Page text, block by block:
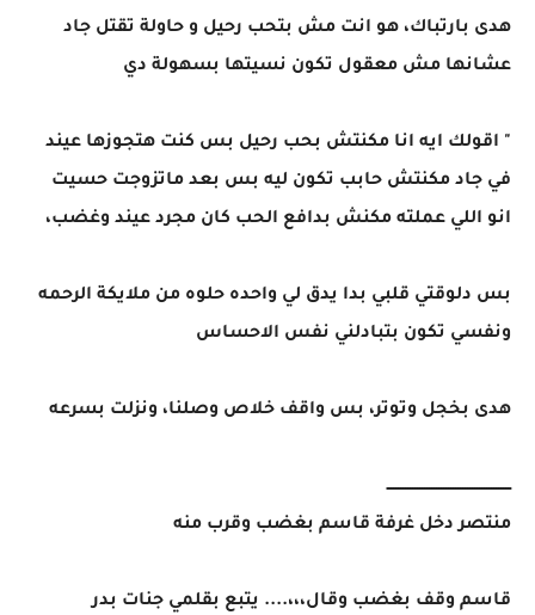
هدى بارتباك، هو انت مش بتحب رحيل و حاولة تقتل جاد
عشانها مش معقول تكون نسيتها بسهولة دي
" اقولك ايه انا مكنتش بحب رحيل بس كنت هتجوزها عيند
في جاد مكنتش حابب تكون ليه بس بعد ماتزوجت حسيت
انو اللي عملته مكنش بدافع الحب كان مجرد عيند وغضب،
بس دلوقتي قلبي بدا يدق لي واحده حلوه من ملايكة الرحمه
ونفسي تكون بتبادلني نفس الاحساس
هدى بخجل وتوتر، بس واقف خلاص وصلنا، ونزلت بسرعه
ــــــــــــــــــــــــــــــــــــــــــــــــــــ
منتصر دخل غرفة قاسم بغضب وقرب منه
قاسم وقف بغضب وقال،،،.... يتبع بقلمي جنات بدر